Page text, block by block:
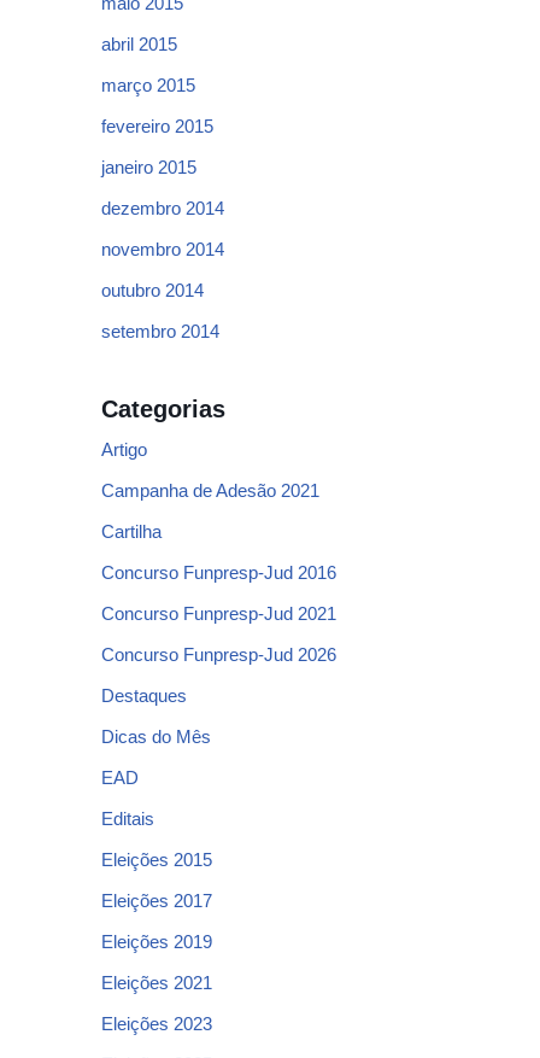
abril 2015
março 2015
fevereiro 2015
janeiro 2015
dezembro 2014
novembro 2014
outubro 2014
setembro 2014
Categorias
Artigo
Campanha de Adesão 2021
Cartilha
Concurso Funpresp-Jud 2016
Concurso Funpresp-Jud 2021
Concurso Funpresp-Jud 2026
Destaques
Dicas do Mês
EAD
Editais
Eleições 2015
Eleições 2017
Eleições 2019
Eleições 2021
Eleições 2023